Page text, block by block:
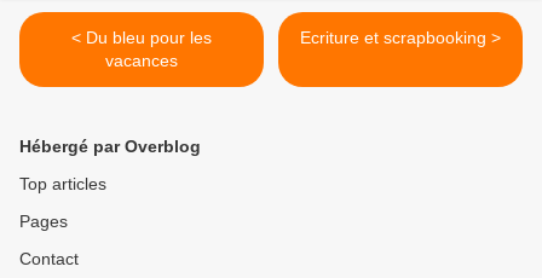
< Du bleu pour les
vacances
Ecriture et scrapbooking >
Hébergé par Overblog
Top articles
Pages
Contact